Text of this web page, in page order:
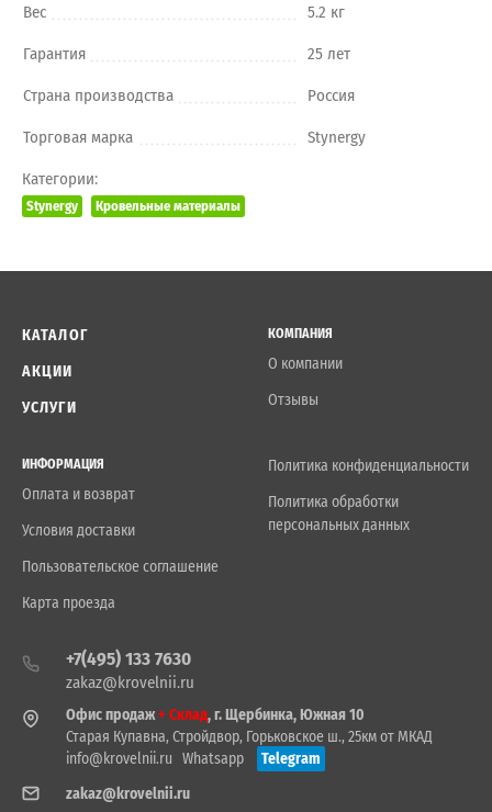
Вес 5.2 кг
Гарантия 25 лет
Страна производства Россия
Торговая марка Stynergy
Категории:
Stynergy Кровельные материалы
КАТАЛОГ
АКЦИИ
УСЛУГИ
КОМПАНИЯ
О компании
Отзывы
ИНФОРМАЦИЯ
Оплата и возврат
Условия доставки
Пользовательское соглашение
Карта проезда
Политика конфиденциальности
Политика обработки
персональных данных
+7(495) 133 7630
zakaz@krovelnii.ru
Офис продаж+ Склад, г. Щербинка, Южная 10
Старая Купавна, Стройдвор, Горьковское ш., 25км от МКАД
info@krovelnii.ru Whatsapp
Telegram
zakaz@krovelnii.ru